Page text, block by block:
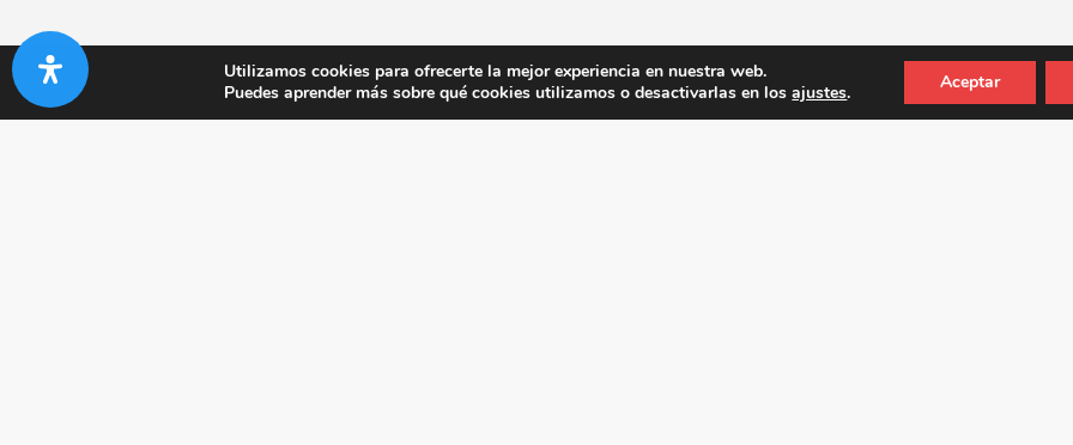
Utilizamos cookies para ofrecerte la mejor experiencia en nuestra web.
Puedes aprender más sobre qué cookies utilizamos o desactivarlas en losajustes. Aceptar